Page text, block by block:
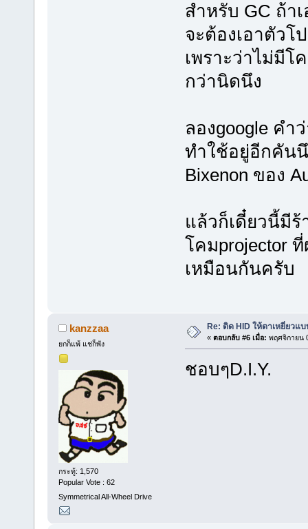
สำหรับ GC ถ้า
จะต้องเอาตัว
เพราะว่าไม่มีโ
กว่านิดนึง
ลองgoogle คำ
ทำใช้อยู่อีกคันนึ
Bixenon ของ
แล้วก็เดี๋ยวนี้มี
โคมprojector
เหมือนกันครับ
kanzzaa
ยกก็แพ้ แช่ก็พัง
กระทู้: 1,570
Popular Vote : 62
Symmetrical All-Wheel Drive
Re: ติด HID ให้ตาเหยี่ยวแ
« ตอบกลับ #6 เมื่อ: พฤศจิกายน
ชอบๆD.I.Y.